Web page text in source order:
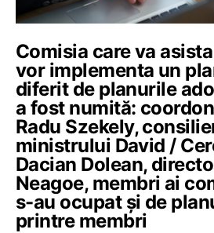
Comisia care va
vor implementa un
diferit de planurile
a fost numită:
Radu Szekely,
ministrului David /
Dacian Dolean,
Neagoe, membri ai
s-au ocupat și de
printre membri